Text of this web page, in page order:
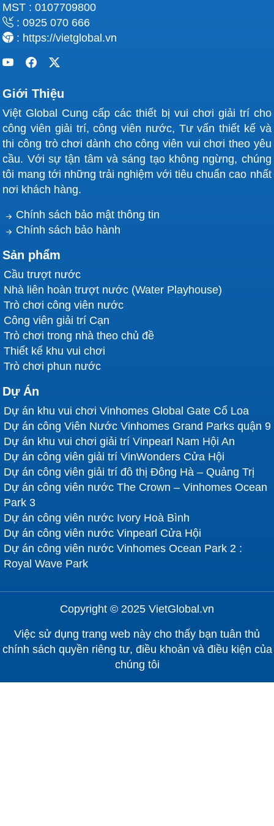
MST : 0107709800
: 0925 070 666
: https://vietglobal.vn
Giới Thiệu
Việt Global Cung cấp các thiết bị vui chơi giải trí cho
công viên giải trí, công viên nước, Tư vấn thiết kế và
thi công trò chơi dành cho công viên vui chơi theo yêu
cầu. Với sự tận tâm và sáng tạo không ngừng, chúng
tôi mang tới những trải nghiệm với tiêu chuẩn cao nhất
nơi khách hàng.
Chính sách bảo mật thông tin
Chính sách bảo hành
Sản phẩm
Cầu trượt nước
Nhà liên hoàn trượt nước (Water Playhouse)
Trò chơi công viên nước
Công viên giải trí Cạn
Trò chơi trong nhà theo chủ đề
Thiết kế khu vui chơi
Trò chơi phun nước
Dự Án
Dự án khu vui chơi Vinhomes Global Gate Cổ Loa
Dự án công Viên Nước Vinhomes Grand Parks quận 9
Dự án khu vui chơi giải trí Vinpearl Nam Hội An
Dự án công viên giải trí VinWonders Cửa Hội
Dự án công viên giải trí đô thị Đông Hà – Quảng Trị
Dự án công viên nước The Crown – Vinhomes Ocean
Park 3
Dự án công viên nước Ivory Hoà Bình
Dự án công viên nước Vinpearl Cửa Hội
Dự án công viên nước Vinhomes Ocean Park 2 :
Royal Wave Park
Copyright © 2025 VietGlobal.vn
Việc sử dụng trang web này cho thấy bạn tuân thủ
chính sách quyền riêng tư, điều khoản và điều kiện của
chúng tôi